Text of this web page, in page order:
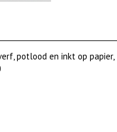
potlood en inkt op papier,